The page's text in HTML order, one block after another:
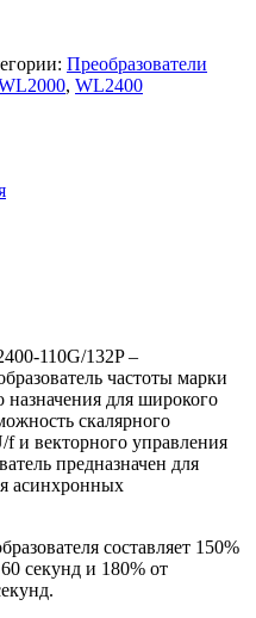
Преобразователи
, WL2400
110G/132P –
частоты марки
для широкого
скалярного
f и векторного управления
предназначен для
асинхронных
составляет 150%
секунд и 180% от